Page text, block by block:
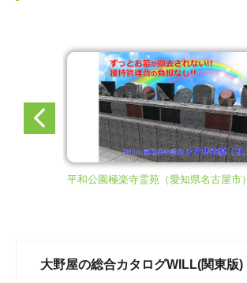
平和公園極楽寺霊苑 （愛知県名古屋市）
大野屋の総合カタログWILL(関東版)